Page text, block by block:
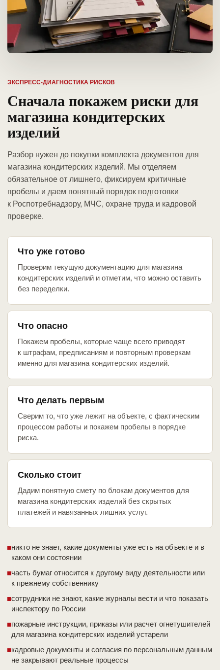
ЭКСПРЕСС-ДИАГНОСТИКА РИСКОВ
Сначала покажем риски для
магазина кондитерских
изделий
Разбор нужен до покупки комплекта документов для
магазина кондитерских изделий. Мы отделяем
обязательное от лишнего, фиксируем критичные
пробелы и даем понятный порядок подготовки
к Роспотребнадзору, МЧС, охране труда и кадровой
проверке.
Что уже готово
Проверим текущую документацию для магазина
кондитерских изделий и отметим, что можно оставить
без переделки.
Что опасно
Покажем пробелы, которые чаще всего приводят
к штрафам, предписаниям и повторным проверкам
именно для магазина кондитерских изделий.
Что делать первым
Сверим то, что уже лежит на объекте, с фактическим
процессом работы и покажем пробелы в порядке
риска.
Сколько стоит
Дадим понятную смету по блокам документов для
магазина кондитерских изделий без скрытых
платежей и навязанных лишних услуг.
никто не знает, какие документы уже есть на объекте и в
каком они состоянии
часть бумаг относится к другому виду деятельности или
к прежнему собственнику
сотрудники не знают, какие журналы вести и что показать
инспектору по России
пожарные инструкции, приказы или расчет огнетушителей
для магазина кондитерских изделий устарели
кадровые документы и согласия по персональным данным
не закрывают реальные процессы